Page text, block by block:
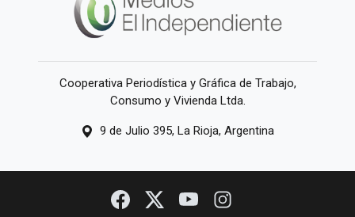
Cooperativa Periodística y Gráfica de Trabajo,
Consumo y Vivienda Ltda.
9 de Julio 395, La Rioja, Argentina